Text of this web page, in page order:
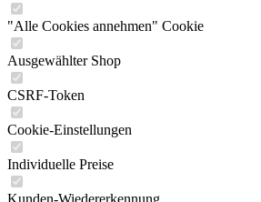
"Alle Cookies annehmen" Cookie
Ausgewählter Shop
CSRF-Token
Cookie-Einstellungen
Individuelle Preise
Kunden-Wiedererkennung